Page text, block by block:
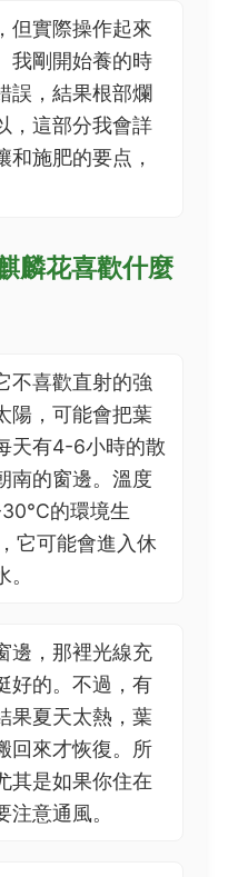
但實際操作起來
我剛開始養的時
誤，結果根部爛
，這部分我會詳
施肥的要点，
麟花喜歡什麼
不喜歡直射的強
陽，可能會把葉
天有4-6小時的散
南的窗邊。溫度
的環境生
它可能會進入休
邊，那裡光線充
好的。不過，有
果夏天太熱，葉
回來才恢復。所
其是如果你住在
意通風。